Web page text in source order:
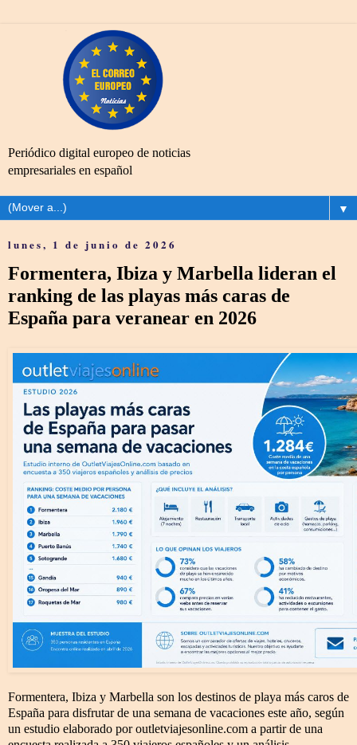
Periódico digital europeo de noticias
empresariales en español
▼
lunes, 1 de junio de 2026
Formentera, Ibiza y Marbella lideran el
ranking de las playas más caras de
España para veranear en 2026
Formentera, Ibiza y Marbella son los destinos de playa más caros de
España para disfrutar de una semana de vacaciones este año, según
un estudio elaborado por outletviajesonline.com a partir de una